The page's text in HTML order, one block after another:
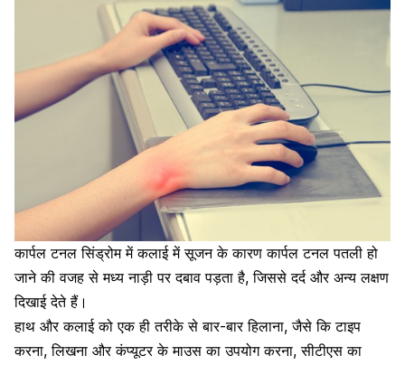
कार्पल टनल सिंड्रोम में कलाई में सूजन के कारण कार्पल टनल पतली हो
जाने की वजह से मध्य नाड़ी पर दबाव पड़ता है, जिससे दर्द और अन्य लक्षण
दिखाई देते हैं।
हाथ और कलाई को एक ही तरीके से बार-बार हिलाना, जैसे कि टाइप
करना, लिखना और कंप्यूटर के माउस का उपयोग करना, सीटीएस का